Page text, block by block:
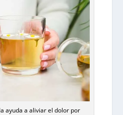
ayuda a aliviar el dolor por